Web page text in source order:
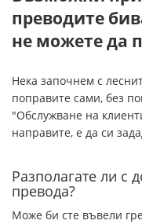
преводите
не можете да
Нека започнем с
поправите сами, без
"Обслужване на
направите, е да си
Разполагате ли с
превода?
Може би сте въвели